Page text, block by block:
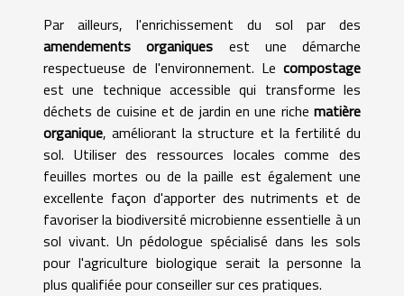
Par ailleurs, l'enrichissement du sol par des
amendements organiques est une démarche
respectueuse de l'environnement. Le compostage
est une technique accessible qui transforme les
déchets de cuisine et de jardin en une riche matière
organique, améliorant la structure et la fertilité du
sol. Utiliser des ressources locales comme des
feuilles mortes ou de la paille est également une
excellente façon d'apporter des nutriments et de
favoriser la biodiversité microbienne essentielle à un
sol vivant. Un pédologue spécialisé dans les sols
pour l'agriculture biologique serait la personne la
plus qualifiée pour conseiller sur ces pratiques.